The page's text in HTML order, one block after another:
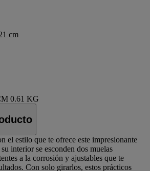
cm
0.61 KG
el estilo que te ofrece este impresionante
interior se esconden dos muelas
a la corrosión y ajustables que te
Con solo girarlos, estos prácticos